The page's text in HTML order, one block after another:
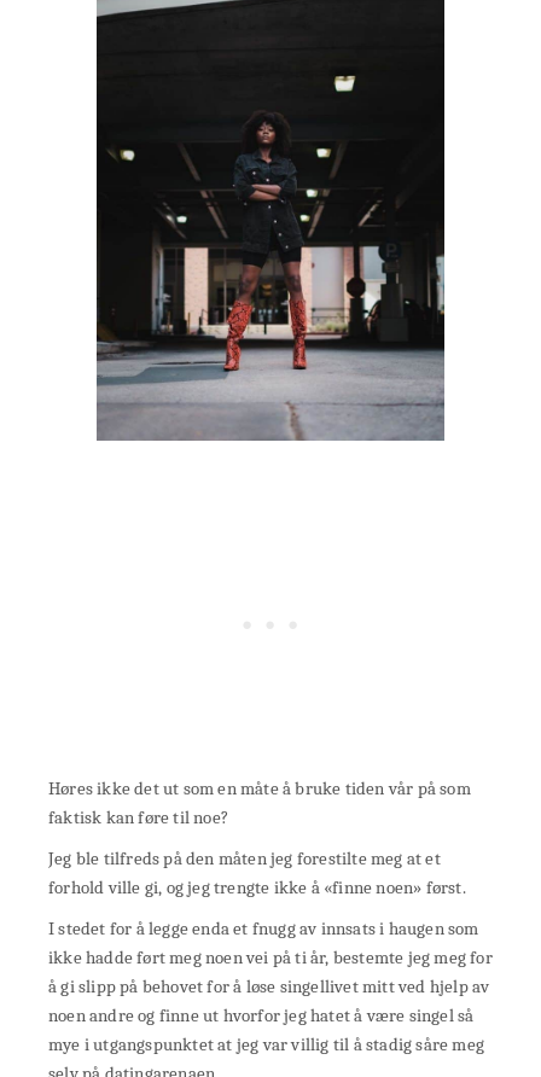
Høres ikke det ut som en måte å bruke tiden vår på som
faktisk kan føre til noe?
Jeg ble tilfreds på den måten jeg forestilte meg at et
forhold ville gi, og jeg trengte ikke å «finne noen» først.
I stedet for å legge enda et fnugg av innsats i haugen som
ikke hadde ført meg noen vei på ti år, bestemte jeg meg for
å gi slipp på behovet for å løse singellivet mitt ved hjelp av
noen andre og finne ut hvorfor jeg hatet å være singel så
mye i utgangspunktet at jeg var villig til å stadig såre meg